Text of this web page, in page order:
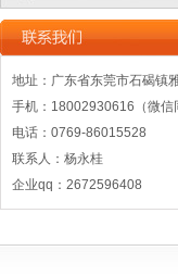
地址：广东省东莞市石碣镇
手机：18002930616（微信
电话：0769-86015528
联系人：杨永桂
企业qq：2672596408